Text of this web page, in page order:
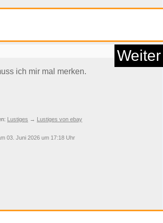
- St...
Weiter
ich mir mal merken.
Lustiges → Lustiges von ebay
03. Juni 2026 um 17:18 Uhr